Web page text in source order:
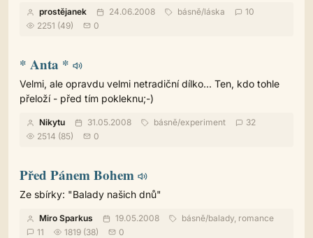
prostějanek 24.06.2008 básně/láska
10
2251 (49)
0
* Anta *
Velmi, ale opravdu velmi netradiční dílko... Ten, kdo tohle
přeloží - před tím pokleknu;-)
Nikytu 31.05.2008 básně/experiment
32
2514 (85)
0
Před Pánem Bohem
Ze sbírky: "Balady našich dnů"
Miro Sparkus 19.05.2008 básně/balady, romance
11
1819 (38) 0